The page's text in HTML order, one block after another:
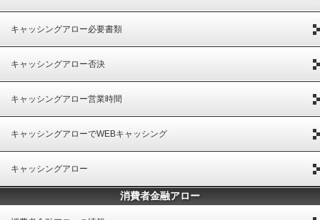
キャッシングアロー必要書類
キャッシングアロー否決
キャッシングアロー営業時間
キャッシングアローでWEBキャッシング
キャッシングアロー
消費者金融アロー